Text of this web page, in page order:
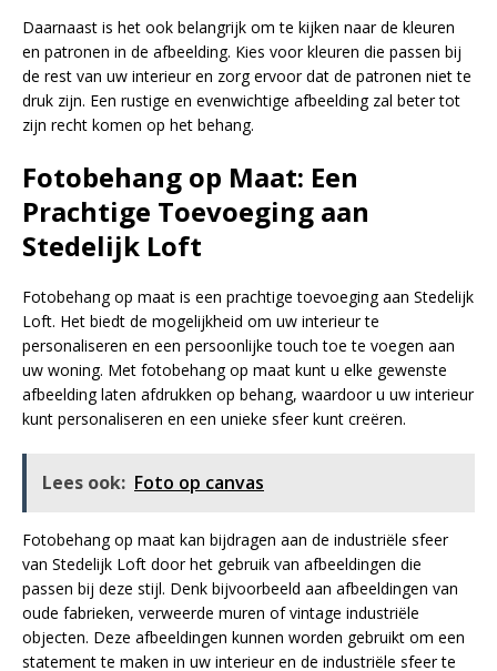
Daarnaast is het ook belangrijk om te kijken naar de kleuren
en patronen in de afbeelding. Kies voor kleuren die passen bij
de rest van uw interieur en zorg ervoor dat de patronen niet te
druk zijn. Een rustige en evenwichtige afbeelding zal beter tot
zijn recht komen op het behang.
Fotobehang op Maat: Een
Prachtige Toevoeging aan
Stedelijk Loft
Fotobehang op maat is een prachtige toevoeging aan Stedelijk
Loft. Het biedt de mogelijkheid om uw interieur te
personaliseren en een persoonlijke touch toe te voegen aan
uw woning. Met fotobehang op maat kunt u elke gewenste
afbeelding laten afdrukken op behang, waardoor u uw interieur
kunt personaliseren en een unieke sfeer kunt creëren.
Lees ook: Foto op canvas
Fotobehang op maat kan bijdragen aan de industriële sfeer
van Stedelijk Loft door het gebruik van afbeeldingen die
passen bij deze stijl. Denk bijvoorbeeld aan afbeeldingen van
oude fabrieken, verweerde muren of vintage industriële
objecten. Deze afbeeldingen kunnen worden gebruikt om een
statement te maken in uw interieur en de industriële sfeer te